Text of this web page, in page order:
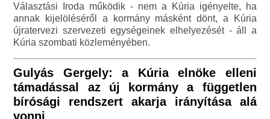
Választási Iroda működik - nem a Kúria igényelte, ha
annak kijelöléséről a kormány másként dönt, a Kúria
újratervezi szervezeti egységeinek elhelyezését - áll a
Kúria szombati közleményében.
Gulyás Gergely: a Kúria elnöke elleni
támadással az új kormány a független
bírósági rendszert akarja irányítása alá
vonni